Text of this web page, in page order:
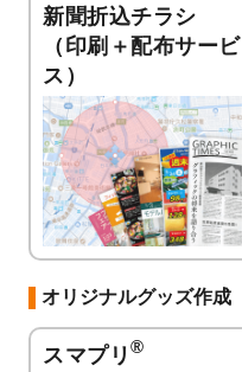
新聞折込チラシ
（印刷＋配布サービ
ス）
オリジナルグッズ作成
スマプリ ®